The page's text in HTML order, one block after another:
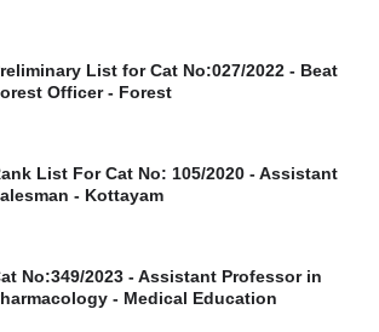
List for Cat No:027/2022 - Beat
Officer - Forest
List For Cat No: 105/2020 - Assistant
- Kottayam
No:349/2023 - Assistant Professor in
- Medical Education